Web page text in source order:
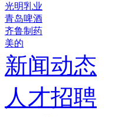
光明乳业
青岛啤酒
齐鲁制药
美的
新闻动态
人才招聘